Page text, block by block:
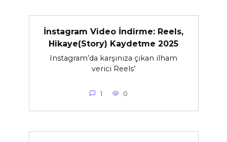
İnstagram Video İndirme: Reels,
Hikaye(Story) Kaydetme 2025
Instagram’da karşınıza çıkan ilham
verici Reels’
1 0